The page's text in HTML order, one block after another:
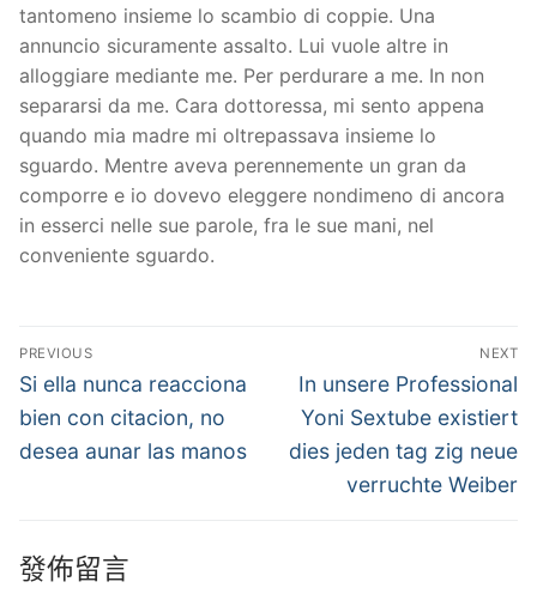
tantomeno insieme lo scambio di coppie. Una
annuncio sicuramente assalto. Lui vuole altre in
alloggiare mediante me. Per perdurare a me. In non
separarsi da me. Cara dottoressa, mi sento appena
quando mia madre mi oltrepassava insieme lo
sguardo. Mentre aveva perennemente un gran da
comporre e io dovevo eleggere nondimeno di ancora
in esserci nelle sue parole, fra le sue mani, nel
conveniente sguardo.
文
章
導
覽
PREVIOUS
Previous
post:
Si ella nunca reacciona
bien con citacion, no
desea aunar las manos
NEXT
Next
post:
In unsere Professional
Yoni Sextube existiert
dies jeden tag zig neue
verruchte Weiber
發佈留言